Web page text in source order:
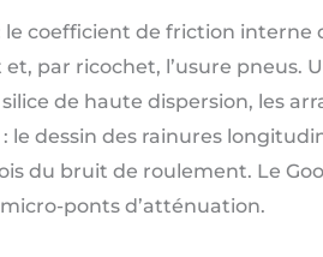
le coefficient de friction
et, par ricochet, l’usure pneus.
silice de haute dispersion, les
le dessin des rainures
du bruit de roulement. Le
ponts d’atténuation.